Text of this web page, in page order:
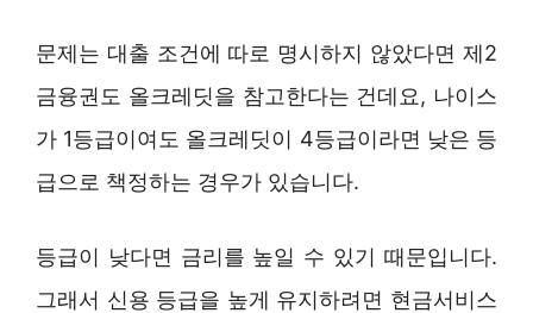
문제는 대출 조건에 따로 명시하지 않았다면 제2
금융권도 올크레딧을 참고한다는 건데요, 나이스
가 1등급이여도 올크레딧이 4등급이라면 낮은 등
급으로 책정하는 경우가 있습니다.
등급이 낮다면 금리를 높일 수 있기 때문입니다.
그래서 신용 등급을 높게 유지하려면 현금서비스